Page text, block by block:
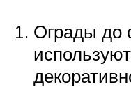
Ограды до